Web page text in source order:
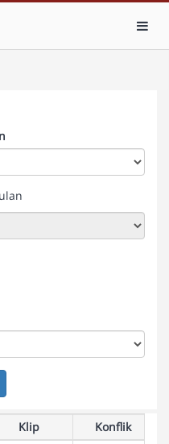
Klip
Konflik